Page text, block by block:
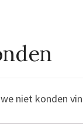
niet konden